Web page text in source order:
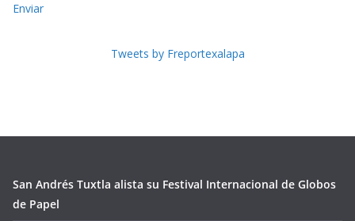
Enviar
Tweets by Freportexalapa
San Andrés Tuxtla alista su Festival Internacional de Globos
de Papel